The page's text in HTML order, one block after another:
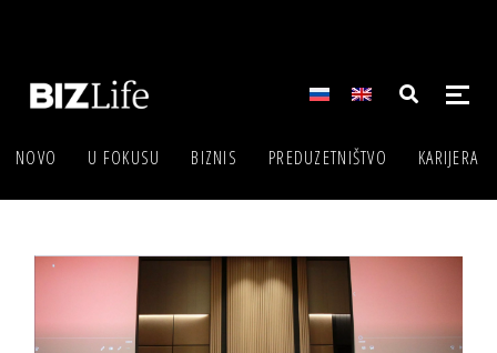
NOVO U FOKUSU BIZNIS PREDUZETNIŠTVO KARIJERA